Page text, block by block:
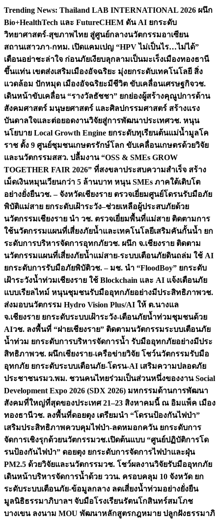
Skip
content
Trending News: Thailand LAB INTERNATIONAL 2026 ผนึก
Bio+HealthTech และ FutureCHEM ดัน AI ยกระดับ
วิทยาศาสตร์-สุขภาพไทย สู่ศูนย์กลางนวัตกรรมอาเซียน
สถานเสาวภา-กทม. เปิดแคมเปญ “HPV ไม่เป็นไร…ไม่ได้”
เตือนอย่าชะล่าใจ ก่อนภัยเงียบลุกลามเป็นมะเร็งเมืองทองธานี
ขึ้นแท่น เขตส่งเสริมเมืองอัจฉริยะ มุ่งยกระดับเทคโนโลยี สิ่ง
แวดล้อม ปักหมุด เมืองอัจฉริยะมีชีวิต ขับเคลื่อนเศรษฐกิจวช.
เดินหน้าขับเคลื่อน “รางวัลธัชชา” ยกย่องผู้สร้างคุณูปการด้าน
สังคมศาสตร์ มนุษยศาสตร์ และศิลปกรรมศาสตร์ สร้างแรง
บันดาลใจและต่อยอดงานวิจัยสู่การพัฒนาประเทศวช. หนุน
นโยบาย Local Growth Engine ยกระดับทุเรียนต้นแม่น้ำมูลโค
ราช ตั้ง 9 ศูนย์ชุมชนเกษตรรักษ์โลก ขับเคลื่อนเกษตรด้วยวิจัย
และนวัตกรรมสสว. ปลื้มงาน “OSS & SMEs GROW
TOGETHER FAIR 2026” ที่สงขลาประสบความสำเร็จ สร้าง
เม็ดเงินหมุนเวียนกว่า 5 ล้านบาท หนุน SMEs ภาคใต้เติบโต
อย่างยั่งยืนวช. – จังหวัดเชียงราย ตรวจเยี่ยมศูนย์โดรนรับมือภัย
พิบัติแม่สาย ยกระดับเฝ้าระวัง–ช่วยเหลือผู้ประสบภัยด้วย
นวัตกรรมเชียงราย นำ วช. ตรวจเยี่ยมพื้นที่แม่สาย ติดตามการ
ใช้นวัตกรรมแผนที่เสี่ยงภัยน้ำและเทคโนโลยีเสริมคันกั้นน้ำ ยก
ระดับการบริหารจัดการอุทกภัยวช. ผนึก จ.เชียงราย ติดตาม
นวัตกรรมแผนที่เสี่ยงภัยน้ำแม่สาย-ระบบเตือนภัยดินถล่ม ใช้ AI
ยกระดับการรับมือภัยพิบัติวช. – มช. นำ “FloodBoy” ยกระดับ
เฝ้าระวังน้ำท่วมเชียงราย ใช้ Blockchain และ AI แจ้งเตือนภัย
แบบเรียลไทม์ หนุนชุมชนรับมืออุทกภัยอย่างมีประสิทธิภาพวช.
ส่งมอบนวัตกรรม Hydro Vision Plus/AI ให้ ต.นางแล
จ.เชียงราย ยกระดับระบบเฝ้าระวัง-เตือนภัยน้ำท่วมชุมชนด้วย
AIวช. ลงพื้นที่ “ฝายเชียงราย” ติดตามนวัตกรรมระบบเตือนภัย
น้ำท่วม ยกระดับการบริหารจัดการน้ำ รับมืออุทกภัยอย่างมีประ
สิทธิภาพวช. ผนึกเชียงราย-เครือข่ายวิจัย โชว์นวัตกรรมรับมือ
อุทกภัย ยกระดับระบบเตือนภัย-โดรน-AI เสริมความปลอดภัย
ประชาชนรมว.พม. ชวนคนไทยร่วมเป็นส่วนหนึ่งของงาน Social
Development Expo 2026 (SDX 2026) มหกรรมด้านการพัฒนา
สังคมที่ใหญ่ที่สุดของประเทศ 21–23 สิงหาคมนี้ ณ อิมแพ็ค เมือง
ทองธานีวช. ลงพื้นที่ดอยตุง เตรียมนำ “โดรนป้องกันไฟป่า”
เสริมประสิทธิภาพควบคุมไฟป่า-ลดหมอกควัน ยกระดับการ
จัดการเชิงรุกด้วยนวัตกรรมวช.เปิดต้นแบบ “ศูนย์ปฏิบัติการโด
รนป้องกันไฟป่า” ดอยตุง ยกระดับการจัดการไฟป่าและฝุ่น
PM2.5 ด้วยวิจัยและนวัตกรรมวช. โชว์ผลงานวิจัยรับมืออุทกภัย
เดินหน้าบริหารจัดการน้ำด้วย ววน. ครอบคลุม 10 จังหวัด ยก
ระดับระบบเตือนภัย-ข้อมูลกลาง ลดเสี่ยงน้ำท่วมอย่างยั่งยืน
มูลนิธิธรรมาภิบาลฯ จับมือโรงเรียนรัตนโกสินทร์สมโภช
บางเขน ลงนาม MOU พัฒนาหลักสูตรกฎหมาย ปลูกฝังธรรมาภิ